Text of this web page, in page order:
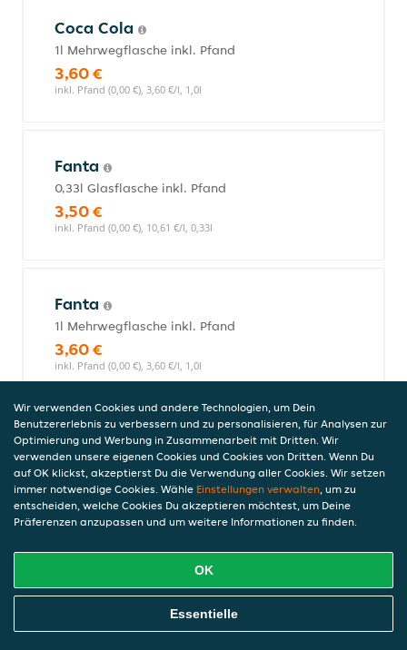
Coca Cola
1l Mehrwegflasche inkl. Pfand
3,60 €
inkl. Pfand (0,00 €), 3,60 €/l, 1,0l
Fanta
0,33l Glasflasche inkl. Pfand
3,50 €
inkl. Pfand (0,00 €), 10,61 €/l, 0,33l
Fanta
1l Mehrwegflasche inkl. Pfand
3,60 €
inkl. Pfand (0,00 €), 3,60 €/l, 1,0l
Sprite
1l Mehrwegflasche inkl. Pfand
3,60 €
inkl. Pfand (0,00 €), 3,60 €/l, 1,0l
1l Mehrwegflasche inkl. Pfand
Online Essen Bestellen
Wir verwenden Cookies und andere Technologien, um Dein
Benutzererlebnis zu verbessern und zu personalisieren, für Analysen zur
Optimierung und Werbung in Zusammenarbeit mit Dritten. Wir
verwenden unsere eigenen Cookies und Cookies von Dritten. Wenn Du
auf OK klickst, akzeptierst Du die Verwendung aller Cookies. Wir setzen
immer notwendige Cookies. Wähle Einstellungen verwalten, um zu
entscheiden, welche Cookies Du akzeptieren möchtest, um Deine
Präferenzen anzupassen und um weitere Informationen zu finden.
OK
Essentielle